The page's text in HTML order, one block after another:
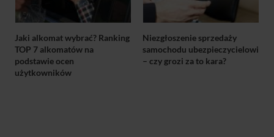
Jaki alkomat wybrać? Ranking
TOP 7 alkomatów na
podstawie ocen
użytkowników
Niezgłoszenie sprzedaży
samochodu ubezpieczycielowi
– czy grozi za to kara?